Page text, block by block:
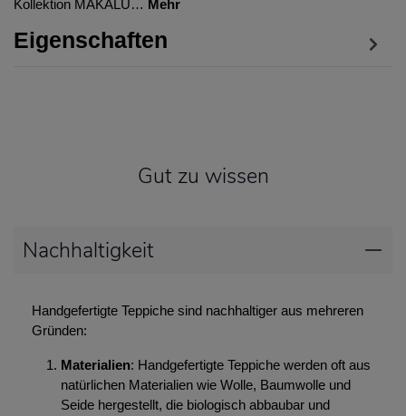
Kollektion MAKALU… Mehr
Eigenschaften
Gut zu wissen
Nachhaltigkeit
Handgefertigte Teppiche sind nachhaltiger aus mehreren
Gründen:
Materialien: Handgefertigte Teppiche werden oft aus
natürlichen Materialien wie Wolle, Baumwolle und
Seide hergestellt, die biologisch abbaubar und